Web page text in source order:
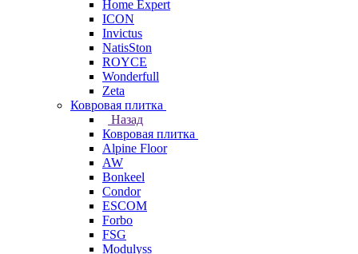
Home Expert
ICON
Invictus
NatisSton
ROYCE
Wonderfull
Zeta
Ковровая плитка
Назад
Ковровая плитка
Alpine Floor
AW
Bonkeel
Condor
ESCOM
Forbo
FSG
Modulyss